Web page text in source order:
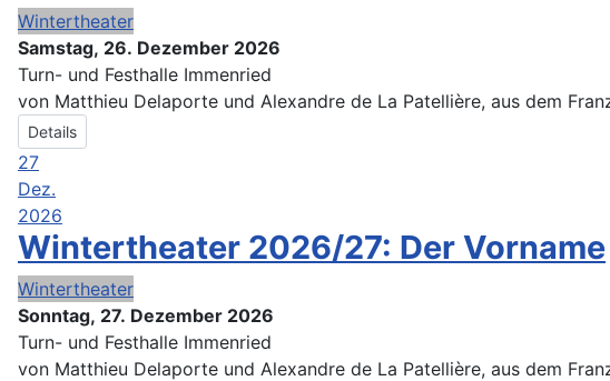
Wintertheater
Samstag, 26. Dezember 2026
Turn- und Festhalle Immenried
von Matthieu Delaporte und Alexandre de La Patellière, aus dem
Details
27
Dez.
2026
Wintertheater 2026/27: Der Vorname
Wintertheater
Sonntag, 27. Dezember 2026
Turn- und Festhalle Immenried
von Matthieu Delaporte und Alexandre de La Patellière, aus dem